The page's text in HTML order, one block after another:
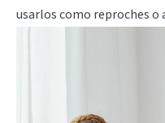
usarlos como reproches o